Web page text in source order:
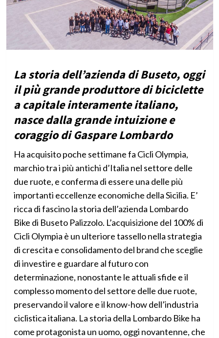
La storia dell’azienda di Buseto, oggi
il più grande produttore di biciclette
a capitale interamente italiano,
nasce dalla grande intuizione e
coraggio di Gaspare Lombardo
Ha acquisito poche settimane fa Cicli Olympia,
marchio tra i più antichi d’Italia nel settore delle
due ruote, e conferma di essere una delle più
importanti eccellenze economiche della Sicilia. E’
ricca di fascino la storia dell’azienda Lombardo
Bike di Buseto Palizzolo. L’acquisizione del 100% di
Cicli Olympia è un ulteriore tassello nella strategia
di crescita e consolidamento del brand che sceglie
di investire e guardare al futuro con
determinazione, nonostante le attuali sfide e il
complesso momento del settore delle due ruote,
preservando il valore e il know-how dell’industria
ciclistica italiana. La storia della Lombardo Bike ha
come protagonista un uomo, oggi novantenne, che